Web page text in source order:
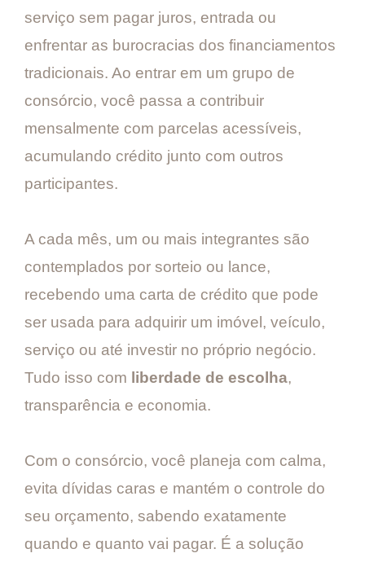
serviço sem pagar juros, entrada ou
enfrentar as burocracias dos financiamentos
tradicionais. Ao entrar em um grupo de
consórcio, você passa a contribuir
mensalmente com parcelas acessíveis,
acumulando crédito junto com outros
participantes.
A cada mês, um ou mais integrantes são
contemplados por sorteio ou lance,
recebendo uma carta de crédito que pode
ser usada para adquirir um imóvel, veículo,
serviço ou até investir no próprio negócio.
Tudo isso com liberdade de escolha,
transparência e economia.
Com o consórcio, você planeja com calma,
evita dívidas caras e mantém o controle do
seu orçamento, sabendo exatamente
quando e quanto vai pagar. É a solução